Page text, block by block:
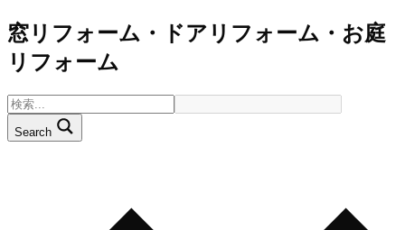
窓リフォーム・ドアリフォーム・お庭
リフォーム
Search